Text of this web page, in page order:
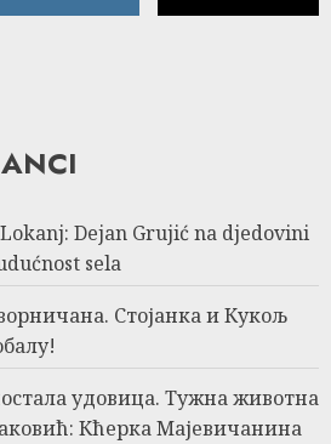
Dejan Grujić na djedovini
sela
Стојанка и Кукољ
удовица. Тужна животна
Кћерка Мајевичанина